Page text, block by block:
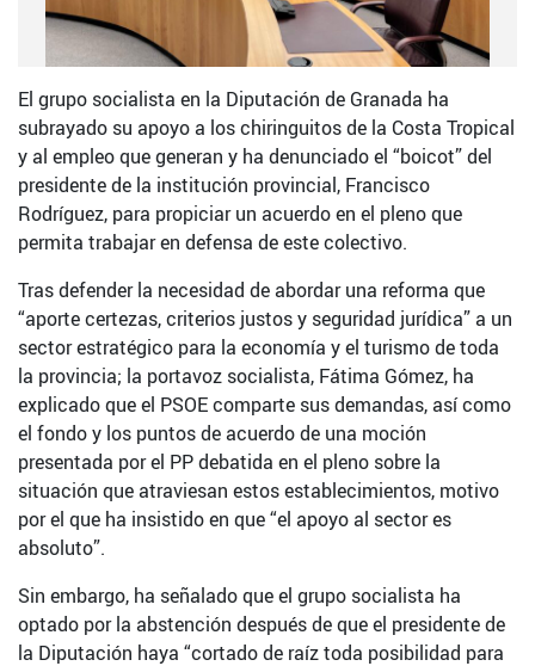
El grupo socialista en la Diputación de Granada ha
subrayado su apoyo a los chiringuitos de la Costa Tropical
y al empleo que generan y ha denunciado el “boicot” del
presidente de la institución provincial, Francisco
Rodríguez, para propiciar un acuerdo en el pleno que
permita trabajar en defensa de este colectivo.
Tras defender la necesidad de abordar una reforma que
“aporte certezas, criterios justos y seguridad jurídica” a un
sector estratégico para la economía y el turismo de toda
la provincia; la portavoz socialista, Fátima Gómez, ha
explicado que el PSOE comparte sus demandas, así como
el fondo y los puntos de acuerdo de una moción
presentada por el PP debatida en el pleno sobre la
situación que atraviesan estos establecimientos, motivo
por el que ha insistido en que “el apoyo al sector es
absoluto”.
Sin embargo, ha señalado que el grupo socialista ha
optado por la abstención después de que el presidente de
la Diputación haya “cortado de raíz toda posibilidad para